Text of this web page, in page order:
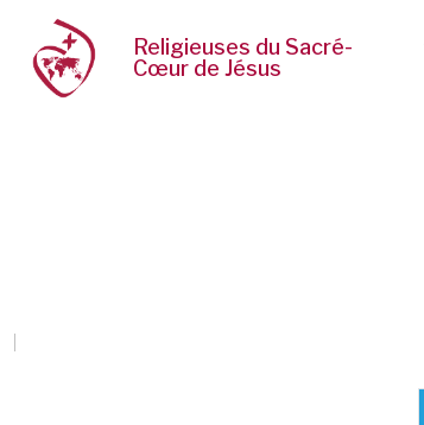
Religieuses du Sacré-
Cœur de Jésus